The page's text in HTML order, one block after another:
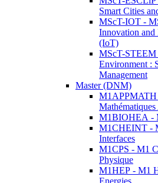
Smart Cities
MScT-IOT -
Innovation and
(IoT)
MScT-
Environment :
Management
Master (DNM)
M1BIOHEA -
M1CHEINT -
Interfaces
M1CPS - M1
Physique
M1HEP - M1
Energies